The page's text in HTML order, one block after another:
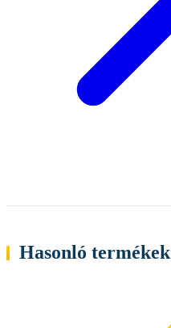
Hasonló termékek